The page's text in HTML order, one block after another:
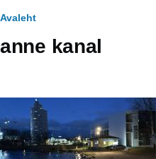
Leivapuru
Avaleht
anne kanal